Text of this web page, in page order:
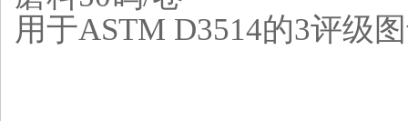
用于ASTM D3514的3评级